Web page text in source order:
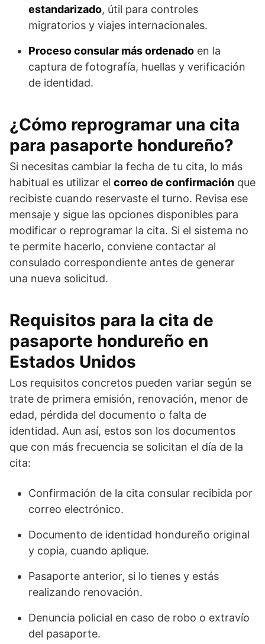
estandarizado, útil para controles
migratorios y viajes internacionales.
Proceso consular más ordenado en la
captura de fotografía, huellas y verificación
de identidad.
¿Cómo reprogramar una cita
para pasaporte hondureño?
Si necesitas cambiar la fecha de tu cita, lo más
habitual es utilizar el correo de confirmación que
recibiste cuando reservaste el turno. Revisa ese
mensaje y sigue las opciones disponibles para
modificar o reprogramar la cita. Si el sistema no
te permite hacerlo, conviene contactar al
consulado correspondiente antes de generar
una nueva solicitud.
Requisitos para la cita de
pasaporte hondureño en
Estados Unidos
Los requisitos concretos pueden variar según se
trate de primera emisión, renovación, menor de
edad, pérdida del documento o falta de
identidad. Aun así, estos son los documentos
que con más frecuencia se solicitan el día de la
cita:
Confirmación de la cita consular recibida por
correo electrónico.
Documento de identidad hondureño original
y copia, cuando aplique.
Pasaporte anterior, si lo tienes y estás
realizando renovación.
Denuncia policial en caso de robo o extravío
del pasaporte.